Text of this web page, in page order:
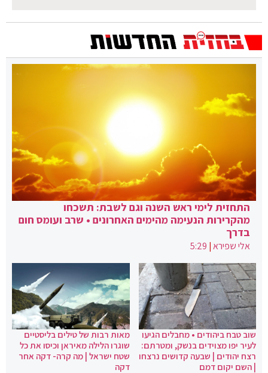
התחזית לימי ראש השנה וגם לשבת: תשכחו
מהקרירות הנעימה מהימים האחרונים • שרב ועומס חום
בדרך
אלי שפירא|
5:29
שוב טבח ביהודים • מחבלים הגיעו
לעיר יפו מצוידים בנשק, ומטרתם:
רצח יהודים | שבעה קדושים נרצחו
| השם יקום דמם
מאות רבות של טילים בליסטיים
שוגרו הלילה מאיראן וכיסו את כל
שטח ישראל | מה קרה- דקה אחר
דקה